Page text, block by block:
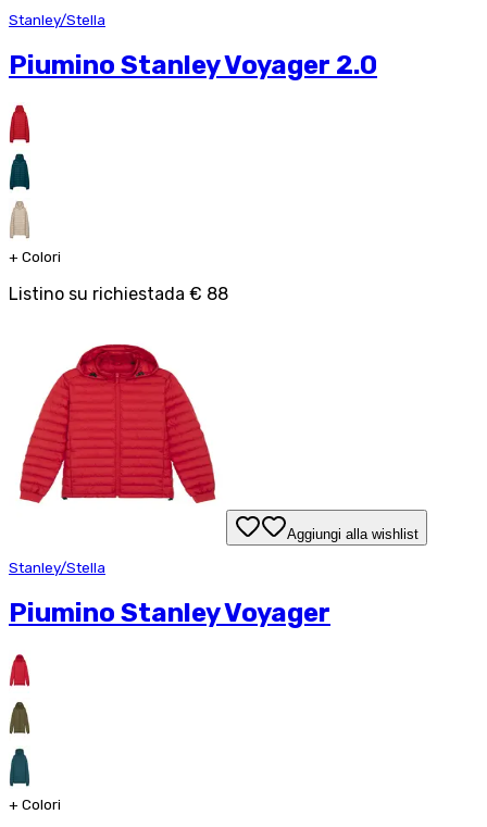
Stanley/Stella
Piumino Stanley Voyager 2.0
+ Colori
Listino su richiestada € 88
Aggiungi alla wishlist
Stanley/Stella
Piumino Stanley Voyager
+ Colori